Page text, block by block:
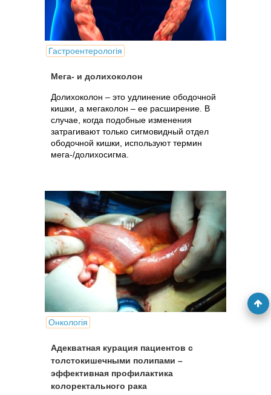
Гастроентерологія
Мега- и долихоколон
Долихоколон – это удлинение ободочной
кишки, а мегаколон – ее расширение. В
случае, когда подобные изменения
затрагивают только сигмовидный отдел
ободочной кишки, используют термин
мега-/долихосигма.
Онкологія
Адекватная курация пациентов с
толстокишечными полипами –
эффективная профилактика
колоректального рака